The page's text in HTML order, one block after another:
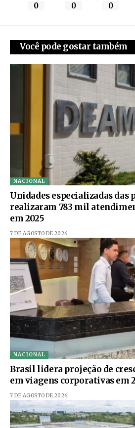
0 0 0
Você pode gostar também
NACIONAL
Unidades especializadas das
realizaram 783 mil
em 2025
7 DE AGOSTO DE 2026
NACIONAL
Brasil lidera projeção de
em viagens corporativas em
7 DE AGOSTO DE 2026